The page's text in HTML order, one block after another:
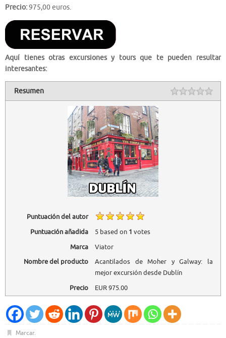
Precio:975,00 euros.
Aquí tienes otras excursiones y tours que te pueden resultar
interesantes:
Resumen
Puntuación del autor
Puntuación añadida
5based on 1 votes
Marca
Viator
Nombre del producto
Acantilados de Moher y Galway: la
mejor excursión desde Dublín
Precio
EUR975.00
Marcar.